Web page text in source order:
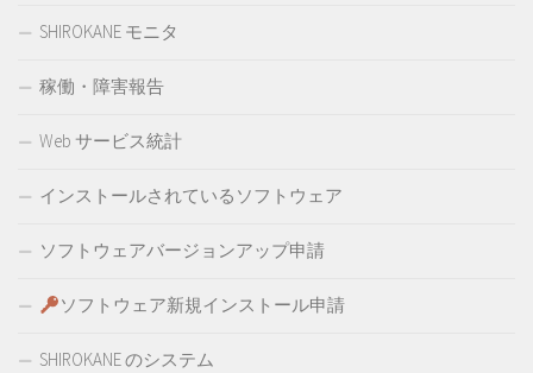
SHIROKANE モニタ
稼働・障害報告
Web サービス統計
インストールされているソフトウェア
ソフトウェアバージョンアップ申請
ソフトウェア新規インストール申請
SHIROKANE のシステム